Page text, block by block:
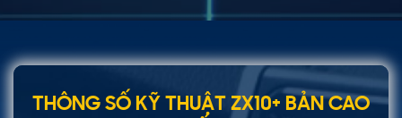
THÔNG SỐ KỸ THUẬT ZX10+ BẢN CAO